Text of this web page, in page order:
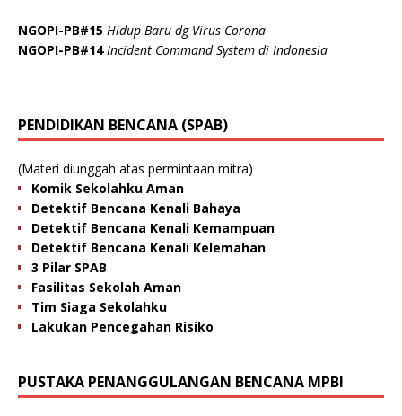
NGOPI-PB#15 Hidup Baru dg Virus Corona
NGOPI-PB#14Incident Command System di Indonesia
PENDIDIKAN BENCANA (SPAB)
(Materi diunggah atas permintaan mitra)
Komik Sekolahku Aman
Detektif Bencana Kenali Bahaya
Detektif Bencana Kenali Kemampuan
Detektif Bencana Kenali Kelemahan
3 Pilar SPAB
Fasilitas Sekolah Aman
Tim Siaga Sekolahku
Lakukan Pencegahan Risiko
PUSTAKA PENANGGULANGAN BENCANA MPBI